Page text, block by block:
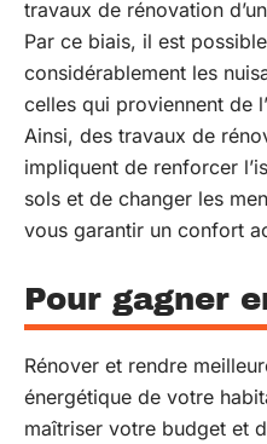
travaux de rénovation
Par ce biais, il est
considérablement les
celles qui proviennent de
Ainsi, des travaux de
impliquent de renforcer
sols et de changer les
vous garantir un confort
Pour gagner
Rénover et rendre
énergétique de votre
maîtriser votre budget et